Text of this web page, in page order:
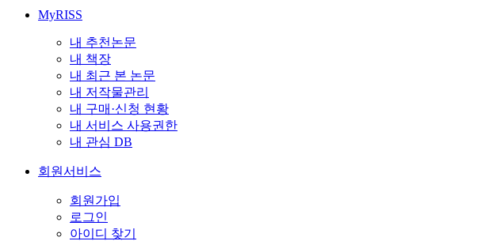
MyRISS
내 추천논문
내 책장
내 최근 본 논문
내 저작물관리
내 구매·신청 현황
내 서비스 사용권한
내 관심 DB
회원서비스
회원가입
로그인
아이디 찾기